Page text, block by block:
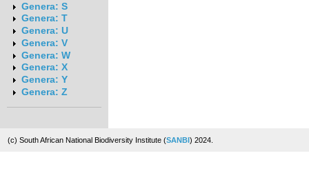
Genera: S
Genera: T
Genera: U
Genera: V
Genera: W
Genera: X
Genera: Y
Genera: Z
(c) South African National Biodiversity Institute (SANBI) 2024.